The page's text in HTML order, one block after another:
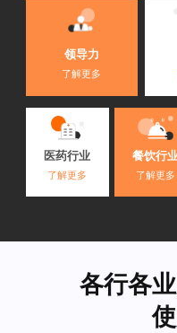
领导力
了解更多
医药行业
了解更多
餐饮行
了解更多
各行各